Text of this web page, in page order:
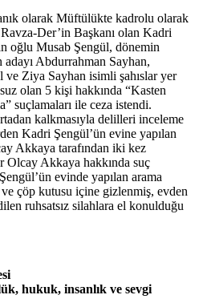
olarak Müftülükte kadrolu olarak
Der’in Başkanı olan Kadri
oğlu Musab Şengül, dönemin
Abdurrahman Sayhan,
Ziya Sayhan isimli şahıslar yer
olan 5 kişi hakkında “Kasten
suçlamaları ile ceza istendi.
kalkmasıyla delilleri inceleme
Kadri Şengül’ün evine yapılan
Akkaya tarafından iki kez
Olcay Akkaya hakkında suç
evinde yapılan arama
ve çöp kutusu içine gizlenmiş, evden
ruhsatsız silahlara el konulduğu
hukuk, insanlık ve sevgi